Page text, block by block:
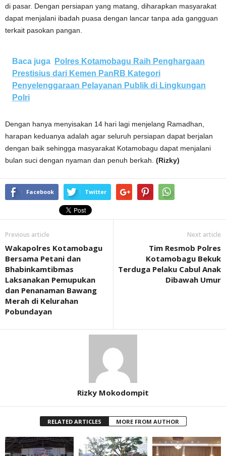
di pasar. Dengan persiapan yang matang, diharapkan masyarakat
dapat menjalani ibadah puasa dengan lancar tanpa ada gangguan
terkait pasokan pangan.
Baca juga
Polres Kotamobagu Raih Penghargaan
Prestisius dari Kemen PanRB Kategori
Penyelenggaraan Pelayanan Publik di Lingkungan
Polri
Dengan hanya menyisakan 14 hari lagi menjelang Ramadhan,
harapan keduanya adalah agar seluruh persiapan dapat berjalan
dengan baik sehingga masyarakat Kotamobagu dapat menjalani
bulan suci dengan nyaman dan penuh berkah. (Rizky)
Facebook Twitter
Previous article
Wakapolres Kotamobagu
Bersama Petani dan
Bhabinkamtibmas
Laksanakan Pemupukan
dan Penanaman Bawang
Merah di Kelurahan
Pobundayan
Next article
Tim Resmob Polres
Kotamobagu Bekuk
Terduga Pelaku Cabul Anak
Dibawah Umur
Rizky Mokodompit
RELATED ARTICLES MORE FROM AUTHOR